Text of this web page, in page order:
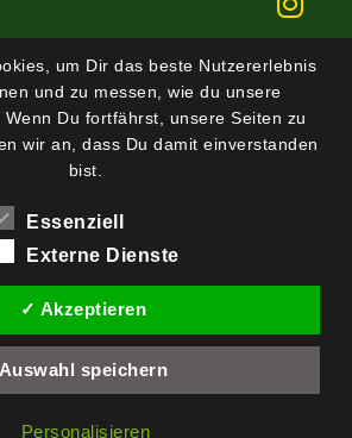
um Dir das beste Nutzererlebnis
und zu messen, wie du unsere
Du fortfährst, unsere Seiten zu
wir an, dass Du damit einverstanden
bist.
Essenziell
Externe Dienste
✓ Akzeptieren
Auswahl speichern
Personalisieren